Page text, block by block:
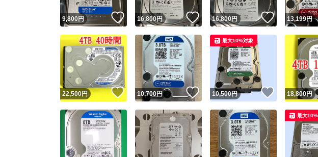
9,800円 いいね！
16,800円 いいね！
16,800円 いいね！
13,199円
22,500円 いいね！
10,700円 いいね！
10,500円 いいね！
最大10%対象
18,800円
最大